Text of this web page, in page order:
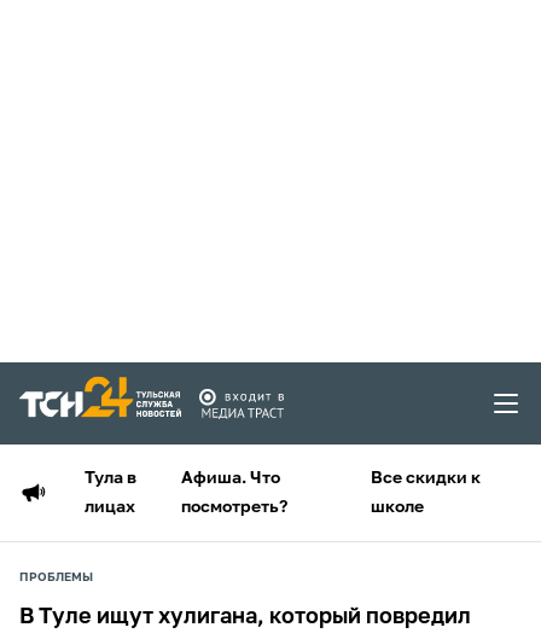
Тула в
лицах
Афиша. Что
посмотреть?
Все скидки к
школе
ПРОБЛЕМЫ
В Туле ищут хулигана, который повредил